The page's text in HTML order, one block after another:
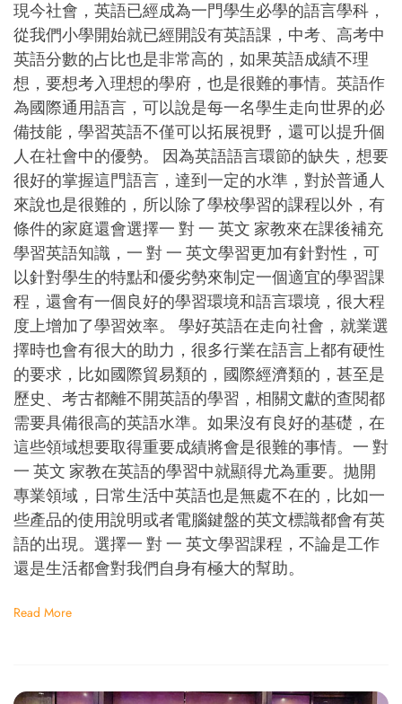
現今社會，英語已經成為一門學生必學的語言學科，
從我們小學開始就已經開設有英語課，中考、高考中
英語分數的占比也是非常高的，如果英語成績不理
想，要想考入理想的學府，也是很難的事情。英語作
為國際通用語言，可以說是每一名學生走向世界的必
備技能，學習英語不僅可以拓展視野，還可以提升個
人在社會中的優勢。 因為英語語言環節的缺失，想要
很好的掌握這門語言，達到一定的水準，對於普通人
來說也是很難的，所以除了學校學習的課程以外，有
條件的家庭還會選擇一 對 一 英文 家教來在課後補充
學習英語知識，一 對 一 英文學習更加有針對性，可
以針對學生的特點和優劣勢來制定一個適宜的學習課
程，還會有一個良好的學習環境和語言環境，很大程
度上增加了學習效率。 學好英語在走向社會，就業選
擇時也會有很大的助力，很多行業在語言上都有硬性
的要求，比如國際貿易類的，國際經濟類的，甚至是
歷史、考古都離不開英語的學習，相關文獻的查閱都
需要具備很高的英語水準。如果沒有良好的基礎，在
這些領域想要取得重要成績將會是很難的事情。一 對
一 英文 家教在英語的學習中就顯得尤為重要。拋開
專業領域，日常生活中英語也是無處不在的，比如一
些產品的使用說明或者電腦鍵盤的英文標識都會有英
語的出現。選擇一 對 一 英文學習課程，不論是工作
還是生活都會對我們自身有極大的幫助。
Read More